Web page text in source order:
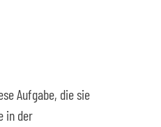
Aufgabe, die sie
in der